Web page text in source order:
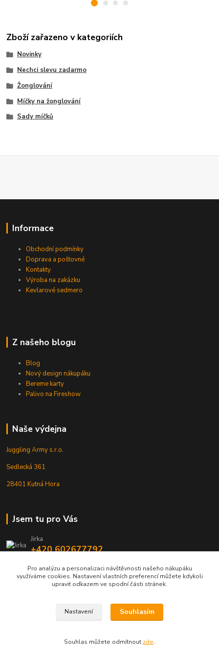
Zboží zařazeno v kategoriích
Novinky
Nechci slevu zadarmo
Žonglování
Míčky na žonglování
Sady míčků
Informace
Obchodní podmínky
Doprava a poštovné
Kontakty
Výroba na zakázku
Kevlarové sedmero
Z našeho blogu
Blog
Nový design nákupáku
Bereme karty
Palivo na Fireshow
Naše výdejna
Juggling Army s.r.o.
Sedlecká 361
28401 Kutná Hora
Jsem tu pro Vás
Jirka
+420 602677792
info@jarmy.cz
Kopyrájt - Jarmy.cz
Pro analýzu a personalizaci návštěvnosti našeho nákupáku
využíváme cookies. Nastavení vlastních preferencí můžete kdykoli
upravit odkazem ve spodní části stránek.
Nastavení Souhlasím
Souhlas můžete odmítnout zde.